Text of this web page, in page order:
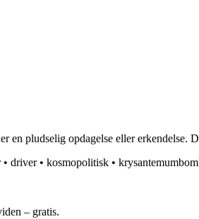
en pludselig opdagelse eller
• driver• kosmopolitisk •
– gratis.